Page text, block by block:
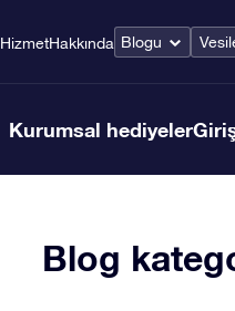
HizmetHakkında Blogu
Kurumsal hediyeler
Blog